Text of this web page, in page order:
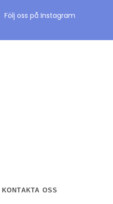
Följ oss på Instagram
KONTAKTA OSS